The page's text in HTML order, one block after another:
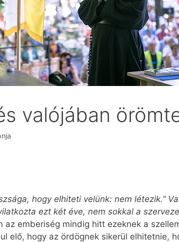
valójában
hogy elhiteti velünk: nem létezik.”
ezt két éve, nem sokkal a
az emberiség mindig hitt ezeknek a
elő, hogy az ördögnek sikerül elhitetnie,